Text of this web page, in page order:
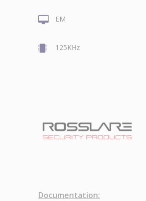
EM
125KHz
Documentation: